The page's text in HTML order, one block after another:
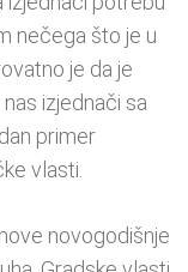
nečega što je u
je da je
izjednači sa
primer
vlasti.
novogodišnje